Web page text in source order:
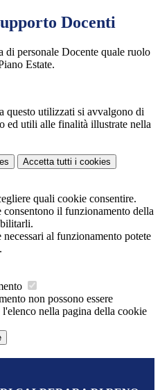
Docenti
di personale Docente quale ruolo
Estate.
questo utilizzati si avvalgono di
ed utili alle finalità illustrate nella
Accetta tutti i cookies
quali cookie consentire.
il funzionamento della
al funzionamento potete
.
non possono essere
nella pagina della cookie